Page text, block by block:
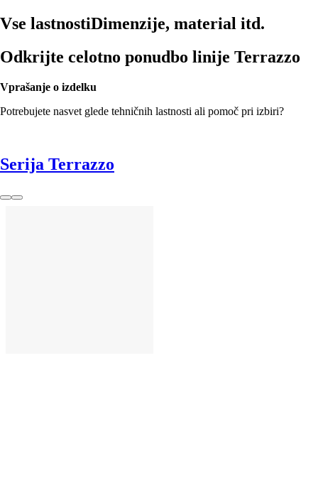
Vse lastnostiDimenzije, material itd.
Odkrijte celotno ponudbo linije Terrazzo
Vprašanje o izdelku
Potrebujete nasvet glede tehničnih lastnosti ali pomoč pri izbiri?
Serija Terrazzo